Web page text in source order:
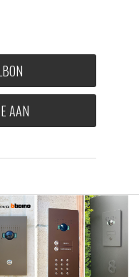
AAN